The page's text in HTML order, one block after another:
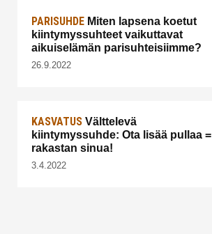
PARISUHDE Miten lapsena koetut
kiintymyssuhteet vaikuttavat
aikuiselämän parisuhteisiimme?
26.9.2022
KASVATUS Välttelevä
kiintymyssuhde: Ota lisää pullaa =
rakastan sinua!
3.4.2022